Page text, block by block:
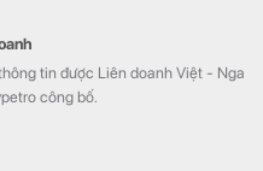
tin được Liên doanh Việt - Nga
công bố.